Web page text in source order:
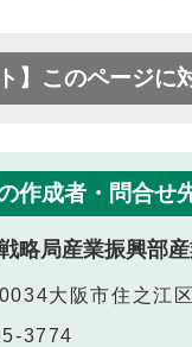
ト】このページ
作成者・問合せ
略局産業振興部産
大阪市住之江
3774